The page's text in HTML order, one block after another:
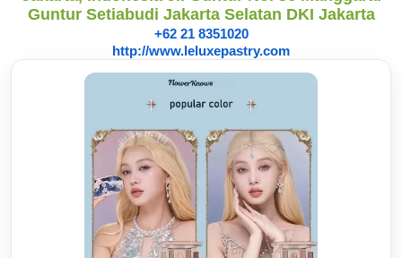
Guntur Setiabudi Jakarta Selatan DKI Jakarta
+62 21 8351020
http://www.leluxepastry.com